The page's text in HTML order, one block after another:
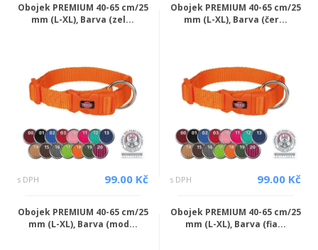
Obojek PREMIUM 40-65 cm/25
mm (L-XL), Barva (zel...
s DPH 99.00 Kč
Obojek PREMIUM 40-65 cm/25
mm (L-XL), Barva (čer...
s DPH 99.00 Kč
Obojek PREMIUM 40-65 cm/25
mm (L-XL), Barva (mod...
Obojek PREMIUM 40-65 cm/25
mm (L-XL), Barva (fia...